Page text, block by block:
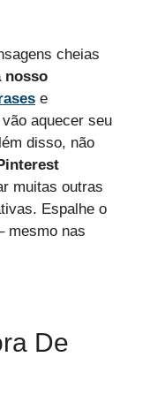
cheias
nosso
e
aquecer seu
disso, não
muitas outras
Espalhe o
mesmo nas
De